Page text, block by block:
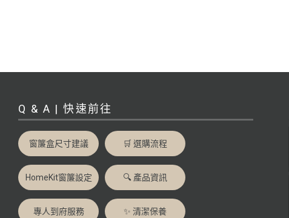
Q & A | 快速前往
窗簾盒尺寸建議 🛒 選購流程
HomeKit窗簾設定 🔍 產品資訊
專人到府服務 ✨ 清潔保養